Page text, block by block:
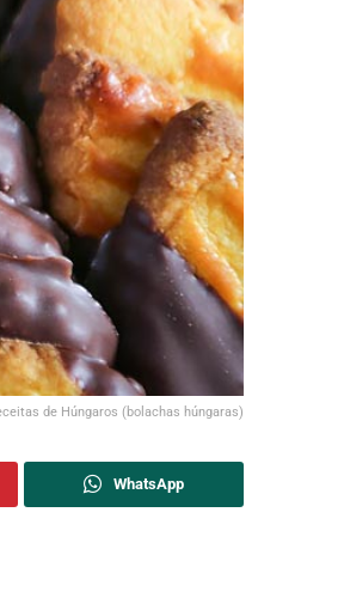
de Húngaros (bolachas húngaras)
WhatsApp